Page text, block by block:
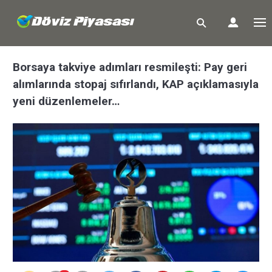
Borsaya takviye adımları resmileşti: Pay geri
alımlarında stopaj sıfırlandı, KAP açıklamasıyla
yeni düzenlemeler…